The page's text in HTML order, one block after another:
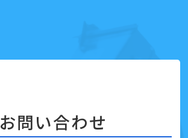
お問い合わせ